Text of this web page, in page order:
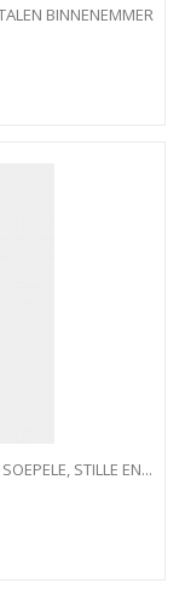
BINNENEMMER
STILLE EN...